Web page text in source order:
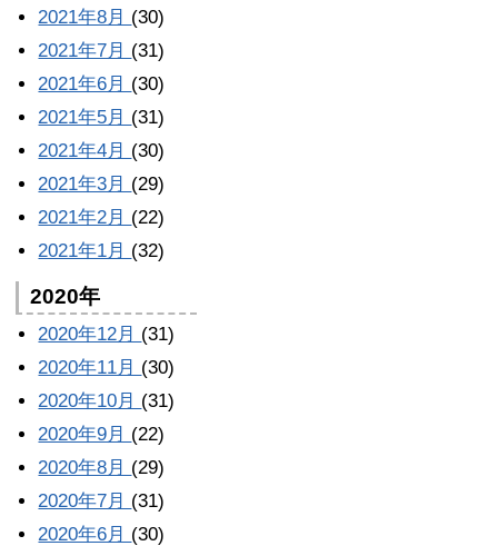
2021年8月 (30)
2021年7月 (31)
2021年6月 (30)
2021年5月 (31)
2021年4月 (30)
2021年3月 (29)
2021年2月 (22)
2021年1月 (32)
2020年
2020年12月 (31)
2020年11月 (30)
2020年10月 (31)
2020年9月 (22)
2020年8月 (29)
2020年7月 (31)
2020年6月 (30)